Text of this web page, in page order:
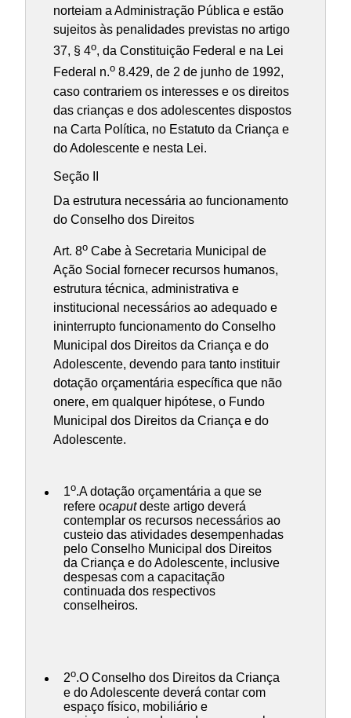
norteiam a Administração Pública e estão
sujeitos às penalidades previstas no artigo
37, § 4o, da Constituição Federal e na Lei
Federal n.o 8.429, de 2 de junho de 1992,
caso contrariem os interesses e os direitos
das crianças e dos adolescentes dispostos
na Carta Política, no Estatuto da Criança e
do Adolescente e nesta Lei.
Seção II
Da estrutura necessária ao funcionamento
do Conselho dos Direitos
Art. 8o Cabe à Secretaria Municipal de
Ação Social fornecer recursos humanos,
estrutura técnica, administrativa e
institucional necessários ao adequado e
ininterrupto funcionamento do Conselho
Municipal dos Direitos da Criança e do
Adolescente, devendo para tanto instituir
dotação orçamentária específica que não
onere, em qualquer hipótese, o Fundo
Municipal dos Direitos da Criança e do
Adolescente.
1o.A dotação orçamentária a que se
refere ocaputdeste artigo deverá
contemplar os recursos necessários ao
custeio das atividades desempenhadas
pelo Conselho Municipal dos Direitos
da Criança e do Adolescente, inclusive
despesas com a capacitação
continuada dos respectivos
conselheiros.
2o.O Conselho dos Direitos da Criança
e do Adolescente deverá contar com
espaço físico, mobiliário e